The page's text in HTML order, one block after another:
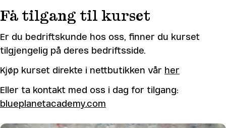
Få tilgang til kurset
Er du bedriftskunde hos oss, finner du kurset
tilgjengelig på deres bedriftsside.
Kjøp kurset direkte i nettbutikken vår her
Eller ta kontakt med oss i dag for tilgang:
blueplanetacademy.com